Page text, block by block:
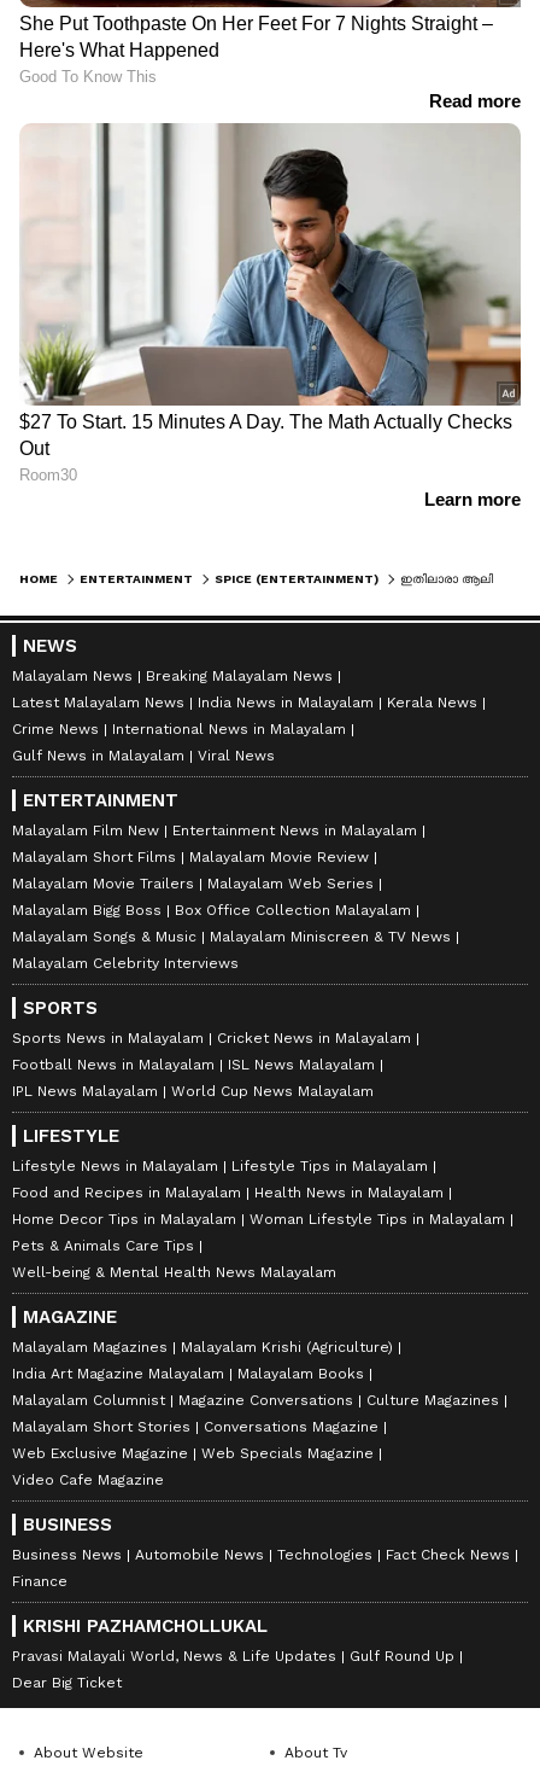
HOME ENTERTAINMENT SPICE (ENTERTAINMENT)
NEWS
Malayalam News
Breaking Malayalam News
Latest Malayalam News
India News in Malayalam
Kerala News
Crime News
International News in Malayalam
Gulf News in Malayalam
Viral News
ENTERTAINMENT
Malayalam Film New
Entertainment News in Malayalam
Malayalam Short Films
Malayalam Movie Review
Malayalam Movie Trailers
Malayalam Web Series
Malayalam Bigg Boss
Box Office Collection Malayalam
Malayalam Songs & Music
Malayalam Miniscreen & TV News
Malayalam Celebrity Interviews
SPORTS
Sports News in Malayalam
Cricket News in Malayalam
Football News in Malayalam
ISL News Malayalam
IPL News Malayalam
World Cup News Malayalam
LIFESTYLE
Lifestyle News in Malayalam
Lifestyle Tips in Malayalam
Food and Recipes in Malayalam
Health News in Malayalam
Home Decor Tips in Malayalam
Woman Lifestyle Tips in Malayalam
Pets & Animals Care Tips
Well-being & Mental Health News Malayalam
MAGAZINE
Malayalam Magazines
Malayalam Krishi (Agriculture)
India Art Magazine Malayalam
Malayalam Books
Malayalam Columnist
Magazine Conversations
Culture Magazines
Malayalam Short Stories
Conversations Magazine
Web Exclusive Magazine
Web Specials Magazine
Video Cafe Magazine
BUSINESS
Business News Automobile News Technologies
Fact Check News
Finance
KRISHI PAZHAMCHOLLUKAL
Pravasi Malayali World, News & Life Updates
Gulf Round Up
Dear Big Ticket
About Website About Tv